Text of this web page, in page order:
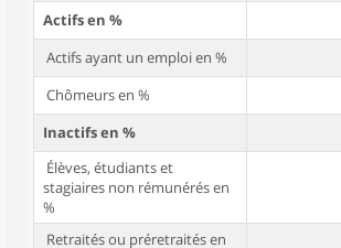
Actifs en %
Actifs ayant un emploi en %
Chômeurs en %
Inactifs en %
Élèves, étudiants et
stagiaires non rémunérés en
%
Retraités ou préretraités en